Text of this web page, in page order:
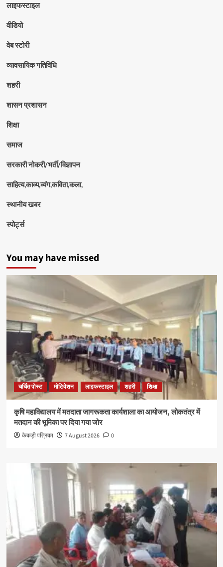
लाइफस्टाइल
वीडियो
वेब स्टोरी
व्यावसायिक गतिविधि
शहरी
शासन प्रशासन
शिक्षा
समाज
सरकारी नोकरी/भर्ती/विज्ञापन
साहित्य,काव्य,व्यंग,कविता,कला,
स्थानीय खबर
स्पोर्ट्स
You may have missed
चर्चित पोस्ट मोटिवेशन लाइफस्टाइल शहरी शिक्षा
कृषि महाविद्यालय में मतदाता जागरूकता कार्यशाला का आयोजन, लोकतंत्र में
मतदान की भूमिका पर दिया गया जोर
केकड़ी पत्रिका 7 August 2026 0